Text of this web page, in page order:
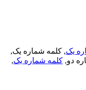
یک, کلمه شماره یک,
دو,کلمه شماره یک,